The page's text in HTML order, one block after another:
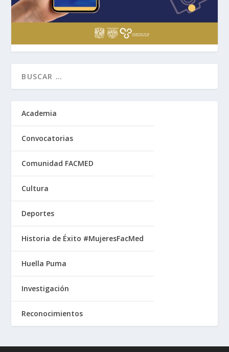
Academia
Convocatorias
Comunidad FACMED
Cultura
Deportes
Historia de Éxito #MujeresFacMed
Huella Puma
Investigación
Reconocimientos